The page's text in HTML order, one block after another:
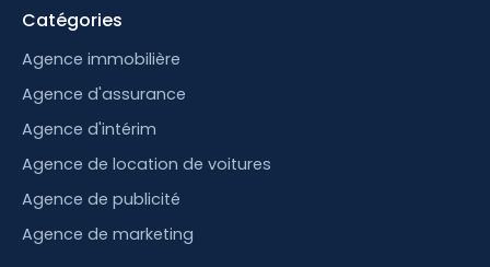
Catégories
Agence immobilière
Agence d'assurance
Agence d'intérim
Agence de location de voitures
Agence de publicité
Agence de marketing